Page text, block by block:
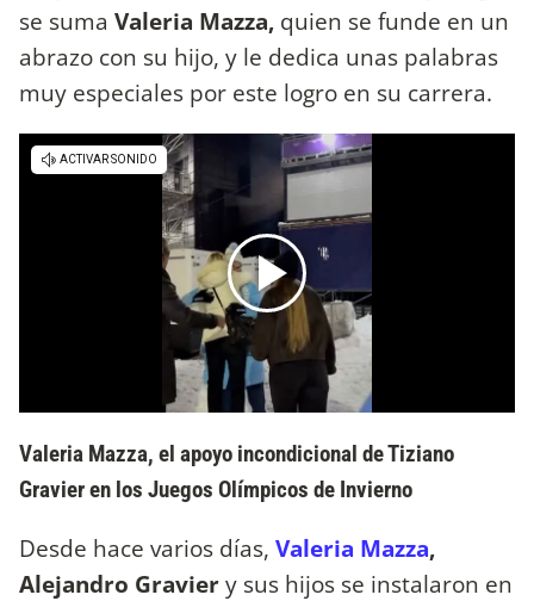
se suma Valeria Mazza, quien se funde en un
abrazo con su hijo, y le dedica unas palabras
muy especiales por este logro en su carrera.
Valeria Mazza, el apoyo incondicional de Tiziano
Gravier en los Juegos Olímpicos de Invierno
Desde hace varios días, Valeria Mazza,
Alejandro Graviery sus hijos se instalaron en